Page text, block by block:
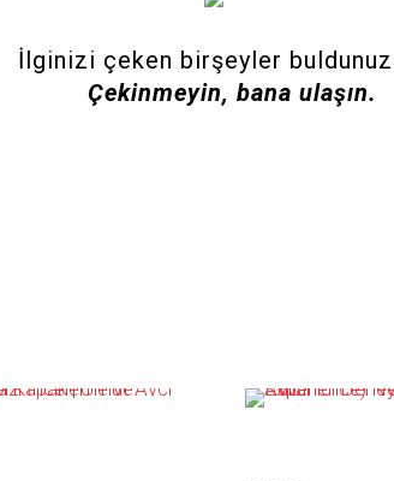
İlginizi çeken birşeyler buldunuz
Çekinmeyin, bana ulaşın.